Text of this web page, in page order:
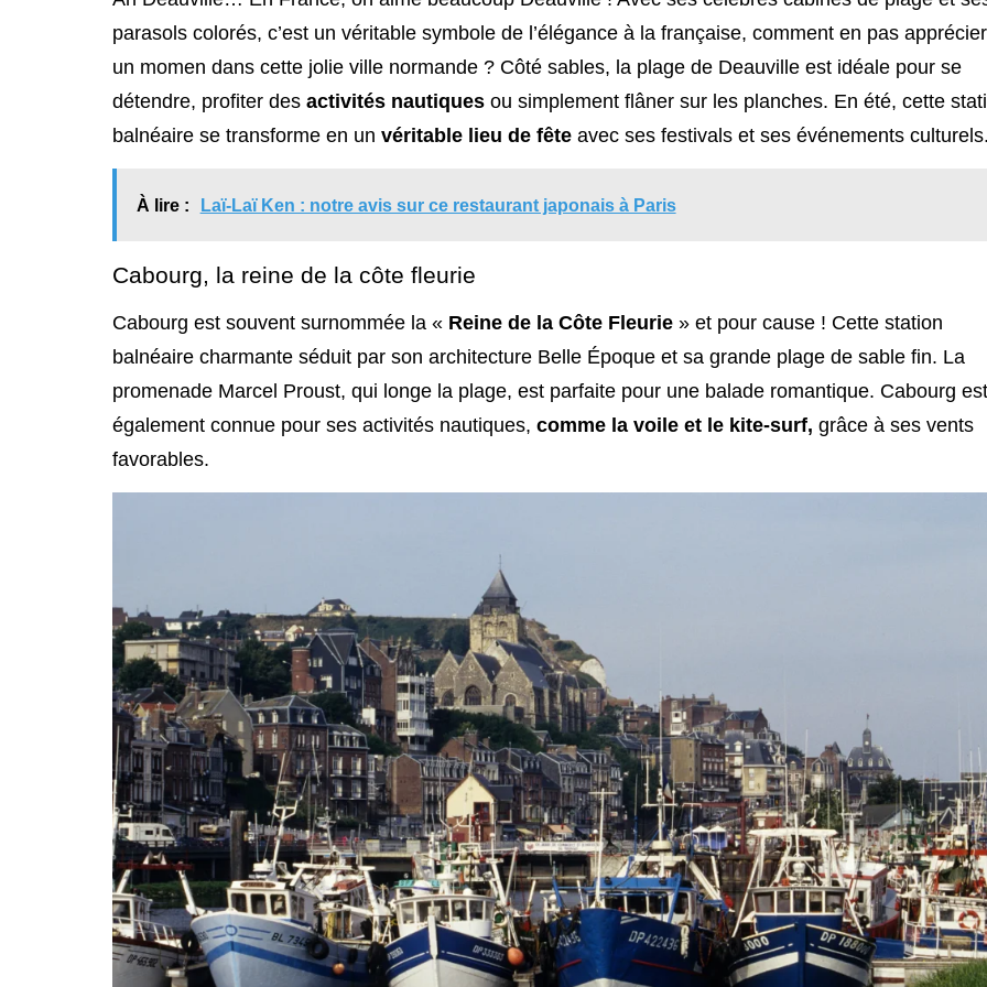
parasols colorés, c’est un véritable symbole de l’élégance à la française, comment en pas apprécier
un momen dans cette jolie ville normande ? Côté sables, la plage de Deauville est idéale pour se
détendre, profiter des activités nautiques ou simplement flâner sur les planches. En été, cette
balnéaire se transforme en un véritable lieu de fête avec ses festivals et ses événements culturels.
À lire : Laï-Laï Ken : notre avis sur ce restaurant japonais à Paris
Cabourg, la reine de la côte fleurie
Cabourg est souvent surnommée la « Reine de la Côte Fleurie » et pour cause ! Cette station
balnéaire charmante séduit par son architecture Belle Époque et sa grande plage de sable fin. La
promenade Marcel Proust, qui longe la plage, est parfaite pour une balade romantique. Cabourg est
également connue pour ses activités nautiques, comme la voile et le kite-surf, grâce à ses vents
favorables.